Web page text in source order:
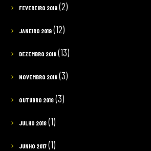
FEVEREIRO 2019(2)
JANEIRO 2019(12)
DEZEMBRO 2018(13)
NOVEMBRO 2018(3)
OUTUBRO 2018(3)
JULHO 2018(1)
JUNHO 2017(1)